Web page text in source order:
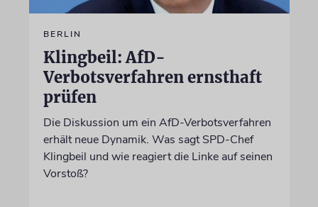
BERLIN
Klingbeil: AfD-
Verbotsverfahren ernsthaft
prüfen
Die Diskussion um ein AfD-Verbotsverfahren
erhält neue Dynamik. Was sagt SPD-Chef
Klingbeil und wie reagiert die Linke auf seinen
Vorstoß?